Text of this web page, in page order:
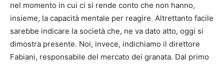
nel momento in cui ci si rende conto che non hanno,
insieme, la capacità mentale per reagire. Altrettanto facile
sarebbe indicare la società che, ne va dato atto, oggi si
dimostra presente. Noi, invece, indichiamo il direttore
Fabiani, responsabile del mercato dei granata. Dal primo